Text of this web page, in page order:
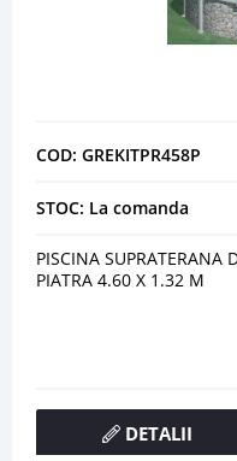
COD: GREKITPR458P
STOC: La comanda
PISCINA SUPRATERANA
PIATRA 4.60 X 1.32 M
DETALII